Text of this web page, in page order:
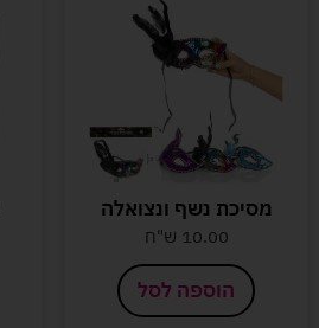
מסיכת נשף ונצואלה
10.00 ש"ח
הוספה לסל